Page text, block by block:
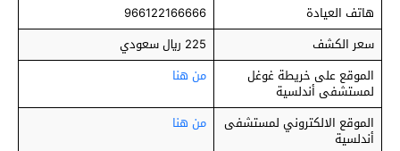
هاتف العيادة
966122166666
سعر الكشف
225 ريال سعودي
الموقع على خريطة غوغل
لمستشفى أندلسية
من هنا
الموقع الالكتروني لمستشفى
أندلسية
من هنا